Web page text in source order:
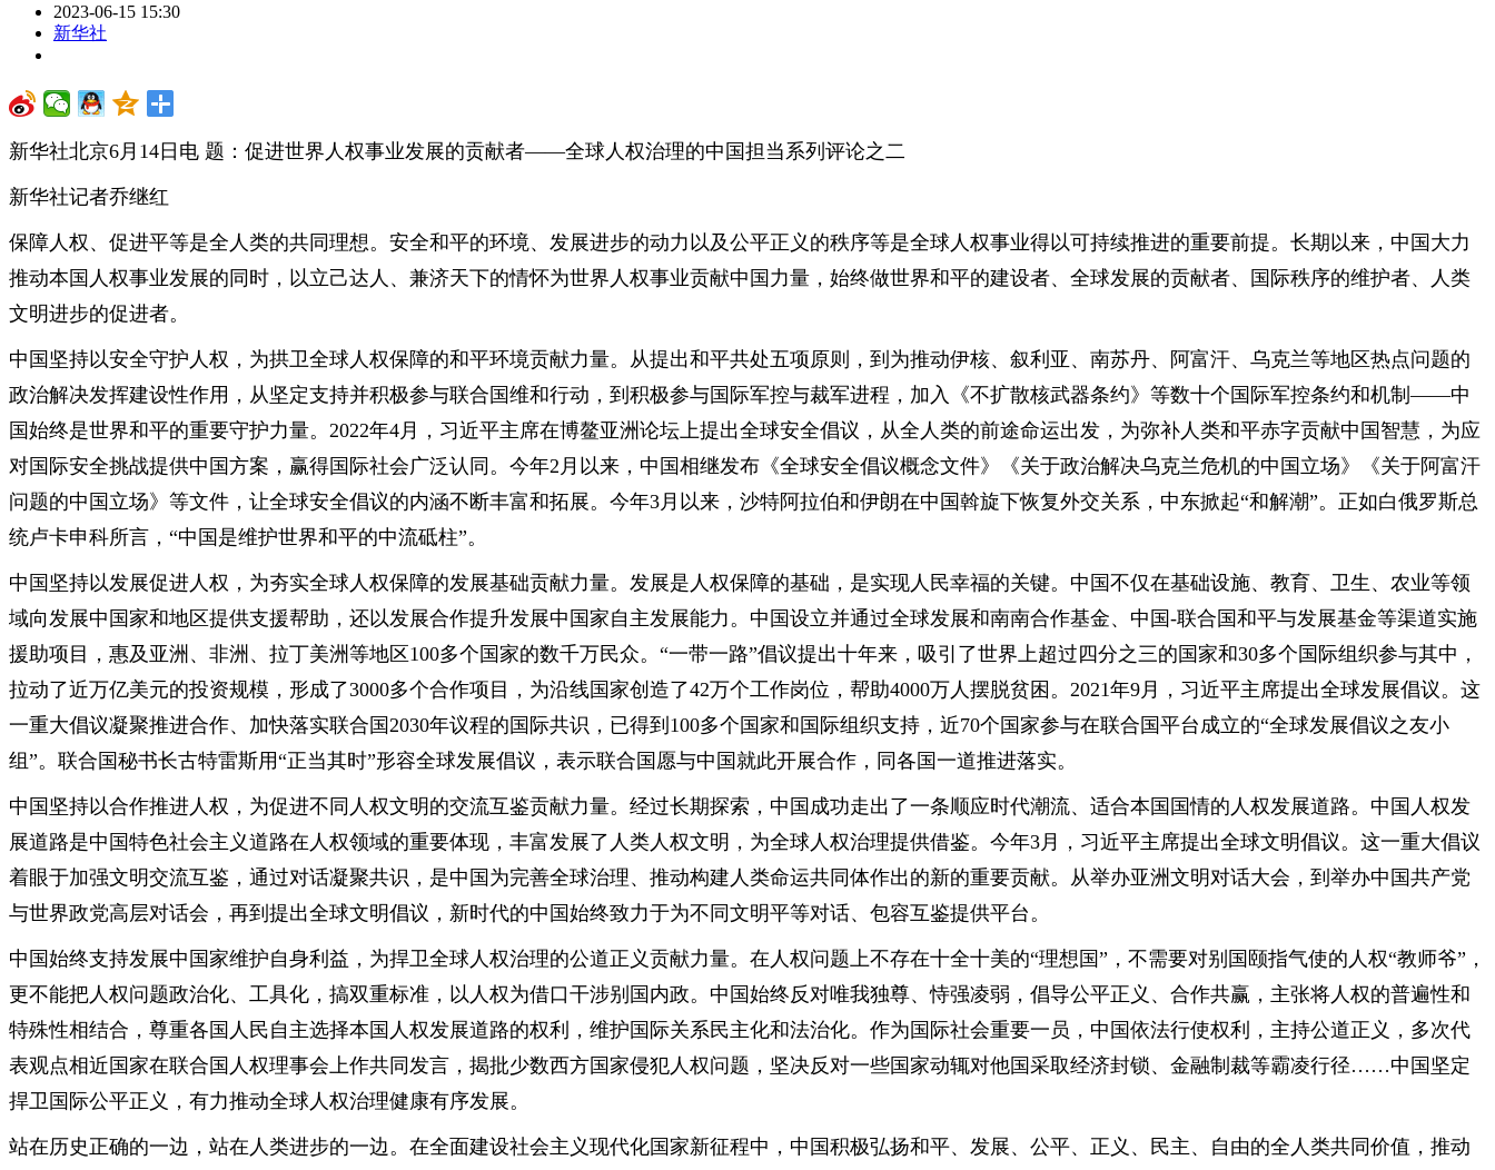
2023-06-15 15:30
新华社
新华社北京6月14日电 题：促进世界人权事业发展的贡献者——全球人权治理的中国担当系列评论之二
新华社记者乔继红
保障人权、促进平等是全人类的共同理想。安全和平的环境、发展进步的动力以及公平正义的秩序等是全球人权事业得以可持续推进的重要前提。长期以来，中国大力
推动本国人权事业发展的同时，以立己达人、兼济天下的情怀为世界人权事业贡献中国力量，始终做世界和平的建设者、全球发展的贡献者、国际秩序的维护者、人类
文明进步的促进者。
中国坚持以安全守护人权，为拱卫全球人权保障的和平环境贡献力量。从提出和平共处五项原则，到为推动伊核、叙利亚、南苏丹、阿富汗、乌克兰等地区热点问题的
政治解决发挥建设性作用，从坚定支持并积极参与联合国维和行动，到积极参与国际军控与裁军进程，加入《不扩散核武器条约》等数十个国际军控条约和机制——中
国始终是世界和平的重要守护力量。2022年4月，习近平主席在博鳌亚洲论坛上提出全球安全倡议，从全人类的前途命运出发，为弥补人类和平赤字贡献中国智慧，为应
对国际安全挑战提供中国方案，赢得国际社会广泛认同。今年2月以来，中国相继发布《全球安全倡议概念文件》《关于政治解决乌克兰危机的中国立场》《关于阿富汗
问题的中国立场》等文件，让全球安全倡议的内涵不断丰富和拓展。今年3月以来，沙特阿拉伯和伊朗在中国斡旋下恢复外交关系，中东掀起“和解潮”。正如白俄罗斯总
统卢卡申科所言，“中国是维护世界和平的中流砥柱”。
中国坚持以发展促进人权，为夯实全球人权保障的发展基础贡献力量。发展是人权保障的基础，是实现人民幸福的关键。中国不仅在基础设施、教育、卫生、农业等领
域向发展中国家和地区提供支援帮助，还以发展合作提升发展中国家自主发展能力。中国设立并通过全球发展和南南合作基金、中国-联合国和平与发展基金等渠道实施
援助项目，惠及亚洲、非洲、拉丁美洲等地区100多个国家的数千万民众。“一带一路”倡议提出十年来，吸引了世界上超过四分之三的国家和30多个国际组织参与其中，
拉动了近万亿美元的投资规模，形成了3000多个合作项目，为沿线国家创造了42万个工作岗位，帮助4000万人摆脱贫困。2021年9月，习近平主席提出全球发展倡议。这
一重大倡议凝聚推进合作、加快落实联合国2030年议程的国际共识，已得到100多个国家和国际组织支持，近70个国家参与在联合国平台成立的“全球发展倡议之友小
组”。联合国秘书长古特雷斯用“正当其时”形容全球发展倡议，表示联合国愿与中国就此开展合作，同各国一道推进落实。
中国坚持以合作推进人权，为促进不同人权文明的交流互鉴贡献力量。经过长期探索，中国成功走出了一条顺应时代潮流、适合本国国情的人权发展道路。中国人权发
展道路是中国特色社会主义道路在人权领域的重要体现，丰富发展了人类人权文明，为全球人权治理提供借鉴。今年3月，习近平主席提出全球文明倡议。这一重大倡议
着眼于加强文明交流互鉴，通过对话凝聚共识，是中国为完善全球治理、推动构建人类命运共同体作出的新的重要贡献。从举办亚洲文明对话大会，到举办中国共产党
与世界政党高层对话会，再到提出全球文明倡议，新时代的中国始终致力于为不同文明平等对话、包容互鉴提供平台。
中国始终支持发展中国家维护自身利益，为捍卫全球人权治理的公道正义贡献力量。在人权问题上不存在十全十美的“理想国”，不需要对别国颐指气使的人权“教师爷”，
更不能把人权问题政治化、工具化，搞双重标准，以人权为借口干涉别国内政。中国始终反对唯我独尊、恃强凌弱，倡导公平正义、合作共赢，主张将人权的普遍性和
特殊性相结合，尊重各国人民自主选择本国人权发展道路的权利，维护国际关系民主化和法治化。作为国际社会重要一员，中国依法行使权利，主持公道正义，多次代
表观点相近国家在联合国人权理事会上作共同发言，揭批少数西方国家侵犯人权问题，坚决反对一些国家动辄对他国采取经济封锁、金融制裁等霸凌行径……中国坚定
捍卫国际公平正义，有力推动全球人权治理健康有序发展。
站在历史正确的一边，站在人类进步的一边。在全面建设社会主义现代化国家新征程中，中国积极弘扬和平、发展、公平、正义、民主、自由的全人类共同价值，推动